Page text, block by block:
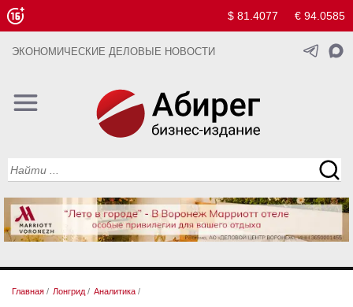
$ 81.4077 € 94.0585
ЭКОНОМИЧЕСКИЕ ДЕЛОВЫЕ НОВОСТИ
Главная / Лонгрид / Аналитика /